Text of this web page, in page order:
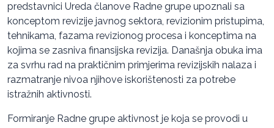
predstavnici Ureda članove Radne grupe upoznali sa
konceptom revizije javnog sektora, revizionim pristupima,
tehnikama, fazama revizionog procesa i konceptima na
kojima se zasniva finansijska revizija. Današnja obuka ima
za svrhu rad na praktičnim primjerima revizijskih nalaza i
razmatranje nivoa njihove iskorištenosti za potrebe
istražnih aktivnosti.
Formiranje Radne grupe aktivnost je koja se provodi u